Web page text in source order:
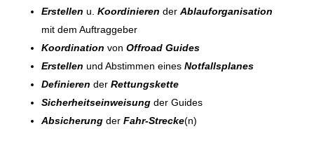
Erstellen u. Koordinieren der Ablauforganisation
mit dem Auftraggeber
Koordination von Offroad Guides
Erstellen und Abstimmen eines Notfallsplanes
Definieren der Rettungskette
Sicherheitseinweisungder Guides
Absicherungder Fahr-Strecke(n)